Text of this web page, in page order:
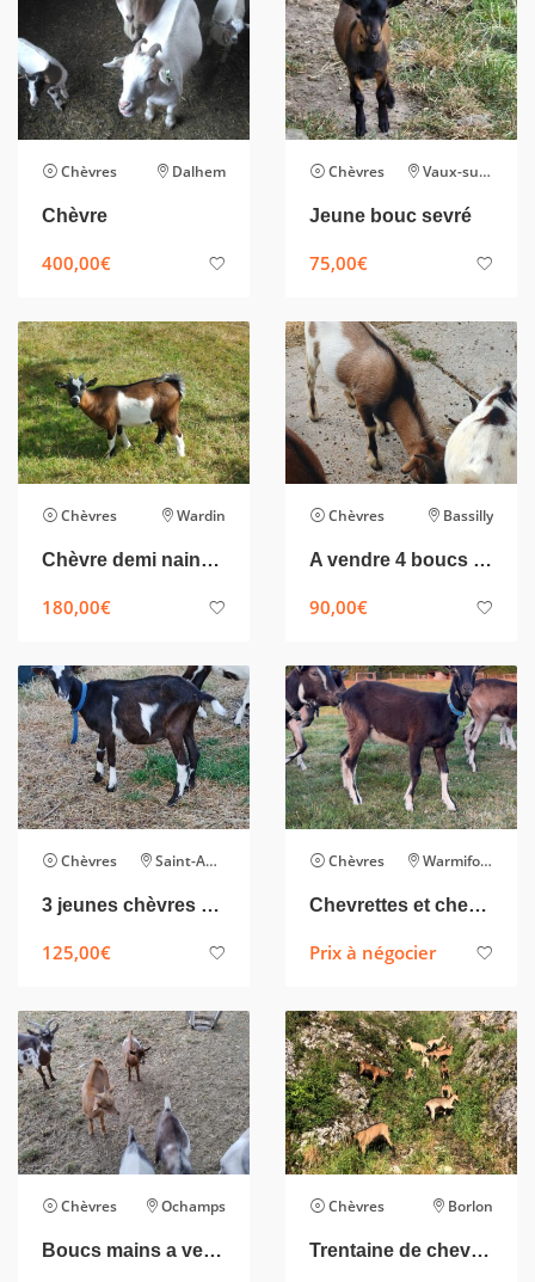
Chèvres Dalhem
Chèvre
400,00€
Chèvres Vaux-sur-Sûre
Jeune bouc sevré
75,00€
Chèvres Wardin
Chèvre demi naine 9mois
180,00€
Chèvres Bassilly
A vendre 4 boucs nains
90,00€
Chèvres Saint-André
3 jeunes chèvres à vendre
125,00€
Chèvres Warmifontaine
Chevrettes et chevreaux
Prix à négocier
Chèvres Ochamps
Boucs mains a vendre
Chèvres Borlon
Trentaine de chevrettes BIO